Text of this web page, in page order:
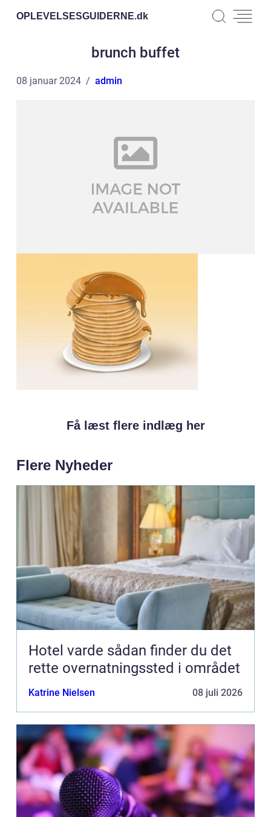
OPLEVELSESGUIDERNE.dk
brunch buffet
08 januar 2024 admin
Få læst flere indlæg her
Flere Nyheder
Hotel varde sådan finder du det
rette overnatningssted i området
Katrine Nielsen 08 juli 2026